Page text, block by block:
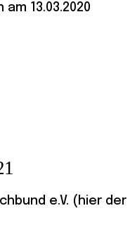
13.03.2020
e.V. (hier der